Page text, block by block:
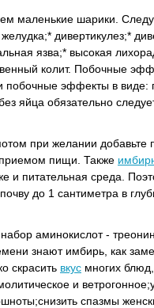
маленькие шарики.
желудка;* дивертикулез;*
язва;* высокая
колит. Побочные
побочные эффекты в виде:
яйца обязательно
при желании добавьте
пищи. Также
и питательная среда.
до 1 сантиметра в
аминокислот -
знают имбирь, как
скрасить вкус многих
и
спазмы